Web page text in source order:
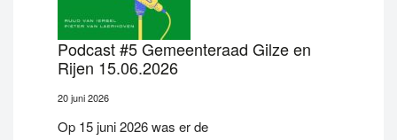
Podcast #5 Gemeenteraad Gilze en
Rijen 15.06.2026
20 juni 2026
Op 15 juni 2026 was er de